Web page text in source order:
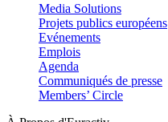
Media Solutions
Projets publics européens
Evénements
Emplois
Agenda
Communiqués de presse
Members’ Circle